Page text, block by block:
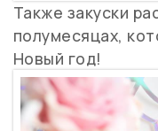
Также закуски
полумесяцах,
Новый год!